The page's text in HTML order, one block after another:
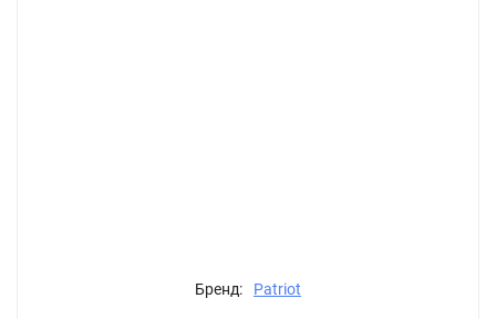
Бренд: Patriot